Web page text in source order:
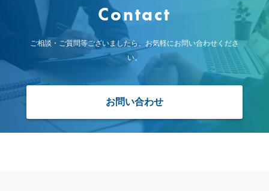
EN
Contact
ご相談・ご質問等ございましたら、お気軽にお問い合わせくださ
い。
お問い合わせ